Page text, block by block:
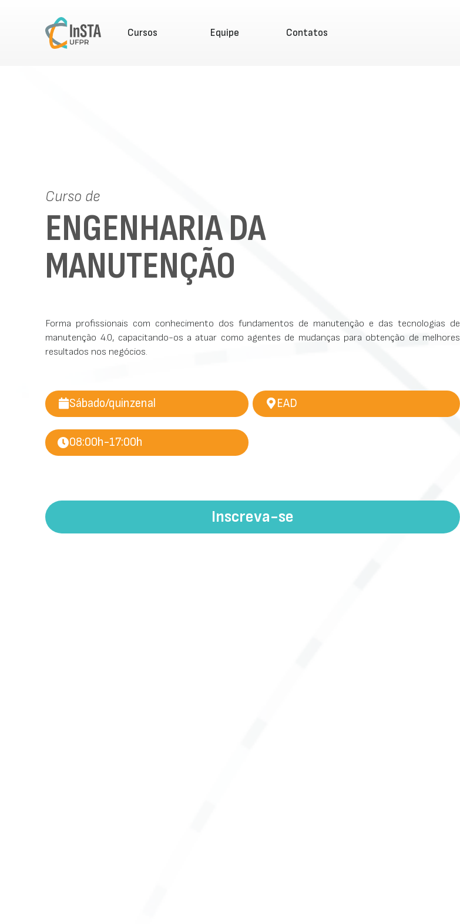
Cursos Equipe Contatos
Curso de
ENGENHARIA DA
MANUTENÇÃO
Forma profissionais com conhecimento dos fundamentos de manutenção e das tecnologias de
manutenção 4.0, capacitando-os a atuar como agentes de mudanças para obtenção de melhores
resultados nos negócios.
Sábado/quinzenal EAD
08:00h-17:00h
Inscreva-se